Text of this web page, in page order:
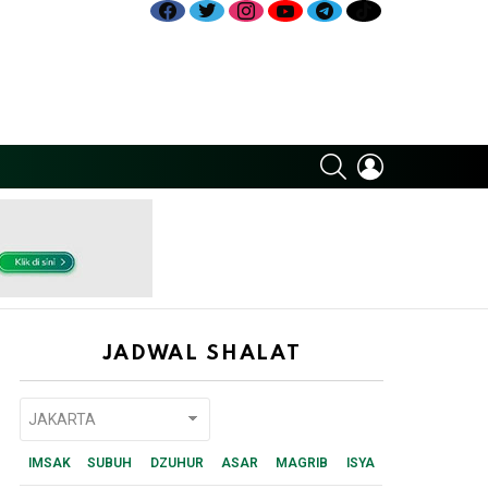
SEARCH
JADWAL SHALAT
IMSAK SUBUH DZUHUR ASAR MAGRIB ISYA